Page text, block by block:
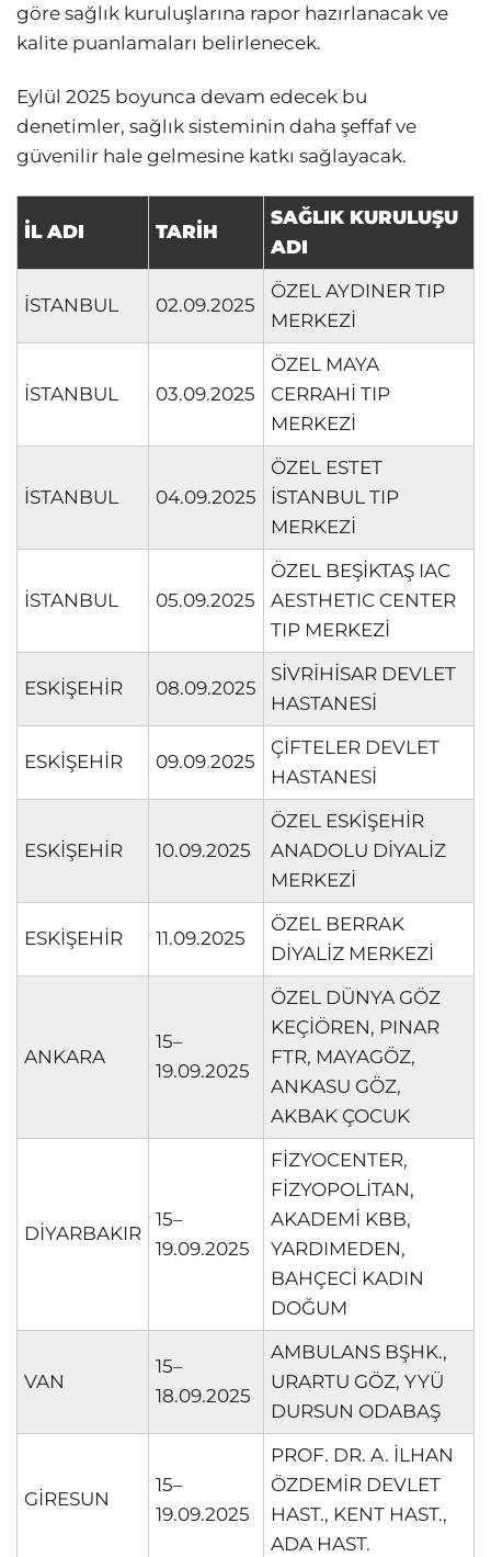
göre sağlık kuruluşlarına rapor hazırlanacak ve
kalite puanlamaları belirlenecek.
Eylül 2025 boyunca devam edecek bu
denetimler, sağlık sisteminin daha şeffaf ve
güvenilir hale gelmesine katkı sağlayacak.
İL ADI TARİH
SAĞLIK KURULUŞU
ADI
İSTANBUL 02.09.2025
ÖZEL AYDINER TIP
MERKEZİ
İSTANBUL 03.09.2025
ÖZEL MAYA
CERRAHİ TIP
MERKEZİ
İSTANBUL 04.09.2025
ÖZEL ESTET
İSTANBUL TIP
MERKEZİ
İSTANBUL 05.09.2025
ÖZEL BEŞİKTAŞ IAC
AESTHETIC CENTER
TIP MERKEZİ
ESKİŞEHİR 08.09.2025
SİVRİHİSAR DEVLET
HASTANESİ
ESKİŞEHİR 09.09.2025
ÇİFTELER DEVLET
HASTANESİ
ESKİŞEHİR 10.09.2025
ÖZEL ESKİŞEHİR
ANADOLU DİYALİZ
MERKEZİ
ESKİŞEHİR 11.09.2025
ÖZEL BERRAK
DİYALİZ MERKEZİ
ANKARA
15–
19.09.2025
ÖZEL DÜNYA GÖZ
KEÇİÖREN, PINAR
FTR, MAYAGÖZ,
ANKASU GÖZ,
AKBAK ÇOCUK
DİYARBAKIR
15–
19.09.2025
FİZYOCENTER,
FİZYOPOLİTAN,
AKADEMİ KBB,
YARDIMEDEN,
BAHÇECİ KADIN
DOĞUM
VAN
15–
18.09.2025
AMBULANS BŞHK.,
URARTU GÖZ, YYÜ
DURSUN ODABAŞ
GİRESUN
15–
19.09.2025
PROF. DR. A. İLHAN
ÖZDEMİR DEVLET
HAST., KENT HAST.,
ADA HAST.